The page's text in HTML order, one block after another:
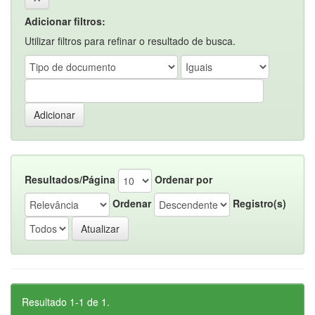
Adicionar filtros:
Utilizar filtros para refinar o resultado de busca.
Resultados/Página
Ordenar por
Ordenar
Registro(s)
Resultado 1-1 de 1.